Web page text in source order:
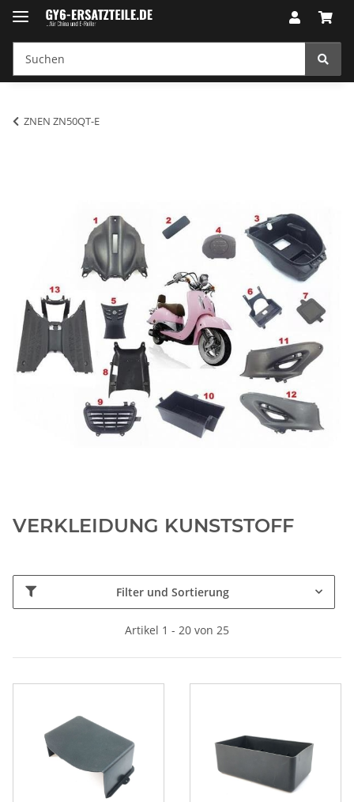
ZNEN ZN50QT-E
VERKLEIDUNG KUNSTSTOFF
Filter und Sortierung
Artikel 1 - 20 von 25